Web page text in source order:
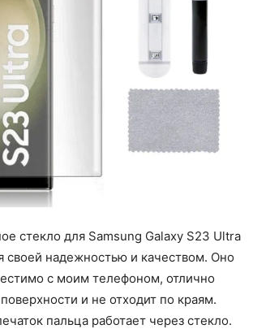
стекло для Samsung Galaxy S23 Ultra
своей надежностью и качеством. Оно
с моим телефоном, отлично
и не отходит по краям.
пальца работает через стекло.